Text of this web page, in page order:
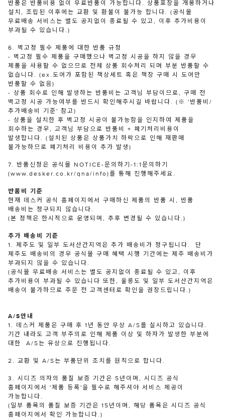
반품은 반품비용 없이 무료반품이 가능합니다. 상품포장을 개봉하거나
설치, 조립된 이후에는 교환 및 환불이 불가능 합니다. (공식몰
무료배송 서비스는 별도 공지없이 종료될 수 있고, 이후 추가비용이
부과될 수 있습니다.)
6. 벽고정 필수 제품에 대한 반품 규정
- 벽고정 필수 제품을 구매했으나 벽고정 시공을 하지 않을 경우
제품을 사용할 수 없으므로 전체 상품 회수처리 되며 부분 반품할 수
없습니다. (ex.도어가 포함된 책상세트 혹은 책장 구매 시 도어만
반품할 수 없음)
- 상품 회수로 인해 발생하는 반품비는 고객님 부담이므로, 구매 전
벽고정 시공 가능여부를 반드시 확인해주시길 바랍니다. (※ '반품비/
추가배송비 기준' 참고)
- 상품을 설치한 후 벽고정 시공이 불가능함을 인지하여 제품을
회수하는 경우, 고객님 부담으로 반품비 + 폐기처리비용이
발생합니다. (설치된 상품은 상품가치 하락으로 인해 재판매
불가능하므로 폐기처리 비용이 추가 발생)
7. 반품신청은 공식몰 NOTICE-문의하기-1:1문의하기
(www.desker.co.kr/qna/info)를 통해 진행해주세요.
반품비 기준
현재 데스커 공식 홈페이지에서 구매하신 제품의 반품 시, 반품
배송비는 청구되지 않습니다.
(본 정책은 한시적으로 운영되며, 추후 변경될 수 있습니다.)
추가 배송비 기준
1. 제주도 및 일부 도서산간지역은 추가 배송비가 청구됩니다. 단
제주도 배송비의 경우 공식몰 구매 혜택 시행 기간에는 제주 배송비가
부과되지 않을 수 있습니다.
(공식몰 무료배송 서비스는 별도 공지없이 종료될 수 있고, 이후
추가비용이 부과될 수 있습니다 또한, 울릉도 및 일부 도서산간지역은
배송이 불가하므로 주문 전 고객센터로 확인을 권장드립니다.)
A/S안내
1. 데스커 제품은 구매 후 1년 동안 무상 A/S를 실시하고 있습니다.
기간 내라도 고객 부주의로 인해 제품 이상 및 하자가 발생한 부분에
대한 A/S는 유상으로 진행됩니다.
2. 교환 및 A/S는 부품단위 조치를 원칙으로 합니다.
3. 시디즈 의자의 품질 보증 기간은 5년이며, 시디즈 공식
홈페이지에서 '제품 등록'을 필수로 해주셔야 서비스 제공이
가능합니다.
(일부 품목의 품질 보증 기간은 15년이며, 해당 품목은 시디즈 공식
홈페이지에서 확인 가능합니다.)